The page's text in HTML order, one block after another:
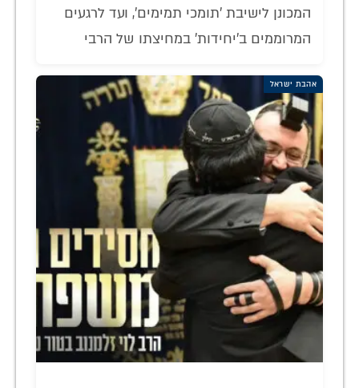
המכונן לישיבת 'תומכי תמימים', ועד לרגעים
המרוממים ב'יחידות' במחיצתו של הרבי
אהבת ישראל